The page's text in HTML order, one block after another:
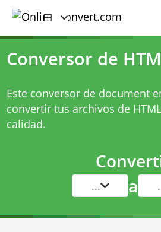
Conversor de
Este conversor de document
convertir tus archivos de
calidad.
... a